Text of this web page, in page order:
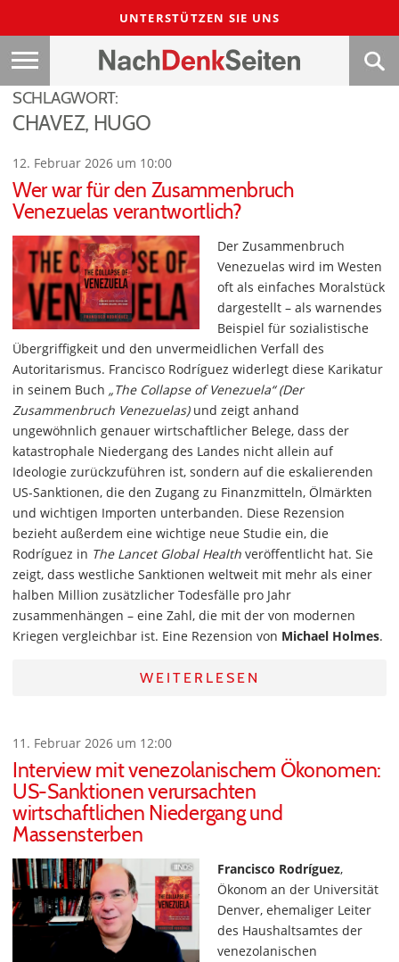
UNTERSTÜTZEN SIE UNS
SCHLAGWORT:
CHAVEZ, HUGO
12. Februar 2026 um 10:00
Wer war für den Zusammenbruch
Venezuelas verantwortlich?
Der Zusammenbruch
Venezuelas wird im Westen
oft als einfaches Moralstück
dargestellt – als warnendes
Beispiel für sozialistische
Übergriffigkeit und den unvermeidlichen Verfall des
Autoritarismus. Francisco Rodríguez widerlegt diese Karikatur
in seinem Buch „The Collapse of Venezuela“ (Der
Zusammenbruch Venezuelas)und zeigt anhand
ungewöhnlich genauer wirtschaftlicher Belege, dass der
katastrophale Niedergang des Landes nicht allein auf
Ideologie zurückzuführen ist, sondern auf die eskalierenden
US-Sanktionen, die den Zugang zu Finanzmitteln, Ölmärkten
und wichtigen Importen unterbanden. Diese Rezension
bezieht außerdem eine wichtige neue Studie ein, die
Rodríguez in The Lancet Global Health veröffentlicht hat. Sie
zeigt, dass westliche Sanktionen weltweit mit mehr als einer
halben Million zusätzlicher Todesfälle pro Jahr
zusammenhängen – eine Zahl, die mit der von modernen
Kriegen vergleichbar ist. Eine Rezension von Michael Holmes.
WEITERLESEN
11. Februar 2026 um 12:00
Interview mit venezolanischem Ökonomen:
US-Sanktionen verursachten
wirtschaftlichen Niedergang und
Massensterben
Francisco Rodríguez,
Ökonom an der Universität
Denver, ehemaliger Leiter
des Haushaltsamtes der
venezolanischen